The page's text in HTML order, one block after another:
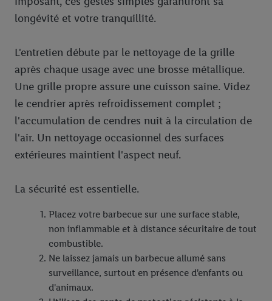
longévité et votre tranquillité.
L'entretien débute par le nettoyage de la grille
après chaque usage avec une brosse métallique.
Une grille propre assure une cuisson saine. Videz
le cendrier après refroidissement complet ;
l'accumulation de cendres nuit à la circulation de
l'air. Un nettoyage occasionnel des surfaces
extérieures maintient l'aspect neuf.
La sécurité est essentielle.
Placez votre barbecue sur une surface stable,
non inflammable et à distance sécuritaire de tout
combustible.
Ne laissez jamais un barbecue allumé sans
surveillance, surtout en présence d'enfants ou
d'animaux.